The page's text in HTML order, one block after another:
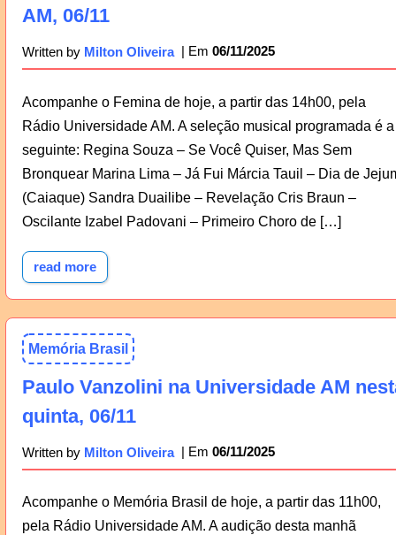
AM, 06/11
Written by Milton Oliveira 06/11/2025
Acompanhe o Femina de hoje, a partir das 14h00, pela
Rádio Universidade AM. A seleção musical programada é a
seguinte: Regina Souza – Se Você Quiser, Mas Sem
Bronquear Marina Lima – Já Fui Márcia Tauil – Dia de
(Caiaque) Sandra Duailibe – Revelação Cris Braun –
Oscilante Izabel Padovani – Primeiro Choro de […]
read more
Memória Brasil
Paulo Vanzolini na Universidade AM
quinta, 06/11
Written by Milton Oliveira 06/11/2025
Acompanhe o Memória Brasil de hoje, a partir das 11h00,
pela Rádio Universidade AM. A audição desta manhã